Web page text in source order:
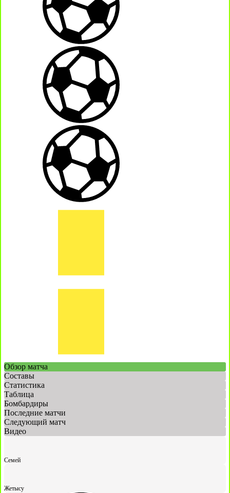
Обзор матча
Составы
Статистика
Таблица
Бомбардиры
Последние матчи
Следующий матч
Видео
Семей
Жетысу